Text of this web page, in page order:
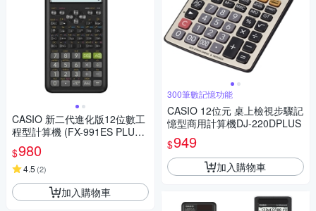
CASIO 新二代進化版12位數工
程型計算機 (FX-991ES PLUS-
2)
$980
4.5 (2)
加入購物車
300筆數記憶功能
CASIO 12位元 桌上檢視步驟記
憶型商用計算機DJ-220DPLUS
$949
加入購物車